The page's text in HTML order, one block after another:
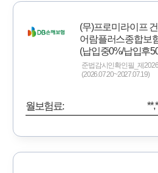
(무)프로미라이프
어람플러스종합보
(납입중0%/납입후
준법감시인확인필_제
(2026.07.20~2027.07.19)
월보험료: